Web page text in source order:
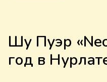
Шу Пуэр
год в